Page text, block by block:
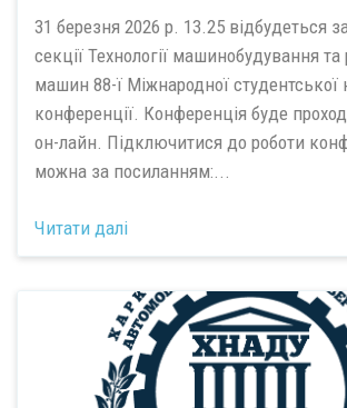
31 березня 2026 р. 13.25 відбудеться
секції Технології машинобудування
машин 88-ї Міжнародної студентської
конференції. Конференція буде
он-лайн. Підключитися до роботи
можна за посиланням:...
Читати далі